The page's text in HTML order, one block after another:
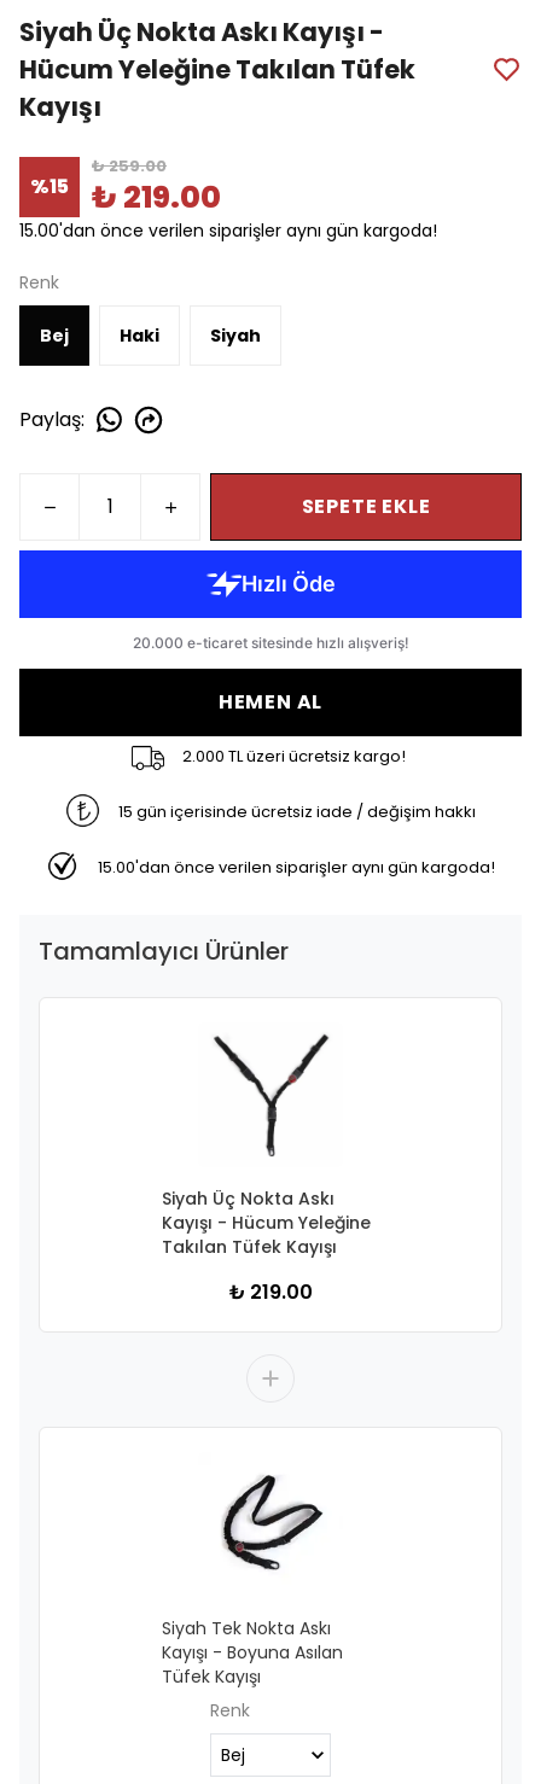
Siyah Üç Nokta Askı Kayışı -
Hücum Yeleğine Takılan Tüfek
Kayışı
%15
₺ 259.00
₺ 219.00
15.00'dan önce verilen siparişler aynı gün kargoda!
Renk
Bej Haki Siyah
Paylaş:
SEPETE EKLE
HEMEN AL
2.000 TL üzeri ücretsiz kargo!
15 gün içerisinde ücretsiz iade / değişim hakkı
15.00'dan önce verilen siparişler aynı gün kargoda!
Tamamlayıcı Ürünler
Siyah Üç Nokta Askı
Kayışı - Hücum Yeleğine
Takılan Tüfek Kayışı
₺ 219.00
Siyah Tek Nokta Askı
Kayışı - Boyuna Asılan
Tüfek Kayışı
Renk